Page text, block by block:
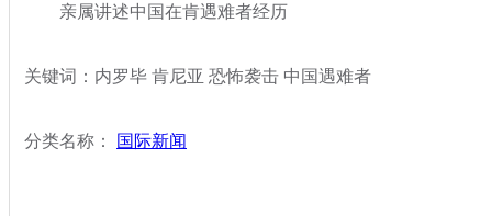
亲属讲述中国在肯遇难者经历
关键词：内罗毕 肯尼亚 恐怖袭击 中国遇难者
分类名称： 国际新闻